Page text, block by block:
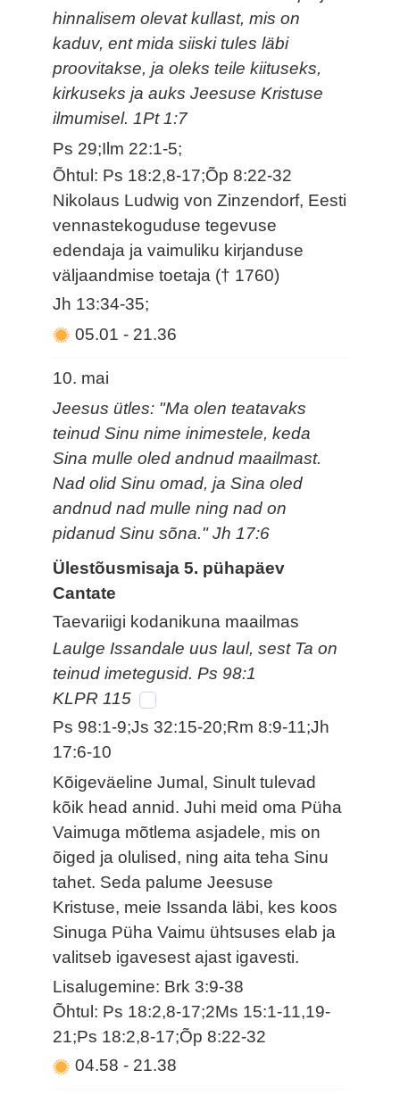
hinnalisem olevat kullast, mis on
kaduv, ent mida siiski tules läbi
proovitakse, ja oleks teile kiituseks,
kirkuseks ja auks Jeesuse Kristuse
ilmumisel. 1Pt 1:7
Ps 29;Ilm 22:1-5;
Õhtul: Ps 18:2,8-17;Õp 8:22-32
Nikolaus Ludwig von Zinzendorf, Eesti
vennastekoguduse tegevuse
edendaja ja vaimuliku kirjanduse
väljaandmise toetaja († 1760)
Jh 13:34-35;
05.01- 21.36
10. mai
Jeesus ütles: "Ma olen teatavaks
teinud Sinu nime inimestele, keda
Sina mulle oled andnud maailmast.
Nad olid Sinu omad, ja Sina oled
andnud nad mulle ning nad on
pidanud Sinu sõna." Jh 17:6
Ülestõusmisaja 5. pühapäev
Cantate
Taevariigi kodanikuna maailmas
Laulge Issandale uus laul, sest Ta on
teinud imetegusid. Ps 98:1
KLPR 115
Ps 98:1-9;Js 32:15-20;Rm 8:9-11;Jh
17:6-10
Kõigeväeline Jumal, Sinult tulevad
kõik head annid. Juhi meid oma Püha
Vaimuga mõtlema asjadele, mis on
õiged ja olulised, ning aita teha Sinu
tahet. Seda palume Jeesuse
Kristuse, meie Issanda läbi, kes koos
Sinuga Püha Vaimu ühtsuses elab ja
valitseb igavesest ajast igavesti.
Lisalugemine: Brk 3:9-38
Õhtul: Ps 18:2,8-17;2Ms 15:1-11,19-
21;Ps 18:2,8-17;Õp 8:22-32
04.58- 21.38